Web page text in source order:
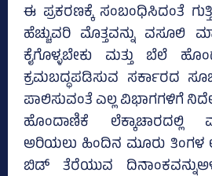
ಈ ಪ್ರಕರಣಕ್ಕೆ ಸಂಬಂಧಿಸಿದಂತೆ
ಹೆಚ್ಚುವರಿ ಮೊತ್ತವನ್ನು ವಸೂಲಿ
ಕೈಗೊಳ್ಳಬೇಕು ಮತ್ತು ಬೆಲೆ
ಕ್ರಮಬದ್ಧಪಡಿಸುವ ಸರ್ಕಾರದ
ಪಾಲಿಸುವಂತೆ ಎಲ್ಲ ವಿಭಾಗಗಳಿಗೆ
ಹೊಂದಾಣಿಕೆ ಲೆಕ್ಕಾಚಾರದಲ್ಲಿ
ಅರಿಯಲು ಹಿಂದಿನ ಮೂರು ತಿಂಗಳ
ಬಿಡ್‌ ತೆರೆಯುವ